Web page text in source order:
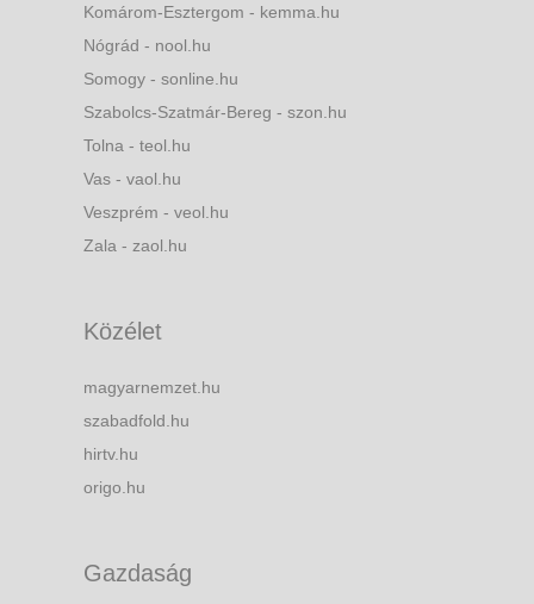
Komárom-Esztergom - kemma.hu
Nógrád - nool.hu
Somogy - sonline.hu
Szabolcs-Szatmár-Bereg - szon.hu
Tolna - teol.hu
Vas - vaol.hu
Veszprém - veol.hu
Zala - zaol.hu
Közélet
magyarnemzet.hu
szabadfold.hu
hirtv.hu
origo.hu
Gazdaság